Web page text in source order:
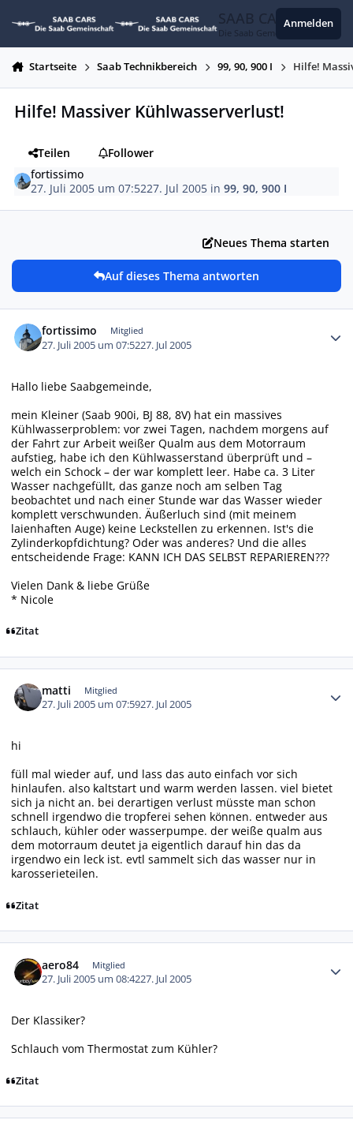
SAAB CARS
Die Saab Gemeinschaft
Anmelden
Startseite Saab Technikbereich 99, 90, 900 I Hilfe!
Hilfe! Massiver Kühlwasserverlust!
Teilen
Follower
fortissimo
27. Juli 2005 um 07:5227. Jul 2005 in99, 90, 900 I
Neues Thema starten
Auf dieses Thema antworten
fortissimo Mitglied
27. Juli 2005 um 07:5227. Jul 2005
Hallo liebe Saabgemeinde,
mein Kleiner (Saab 900i, BJ 88, 8V) hat ein massives
Kühlwasserproblem: vor zwei Tagen, nachdem morgens auf
der Fahrt zur Arbeit weißer Qualm aus dem Motorraum
aufstieg, habe ich den Kühlwasserstand überprüft und –
welch ein Schock – der war komplett leer. Habe ca. 3 Liter
Wasser nachgefüllt, das ganze noch am selben Tag
beobachtet und nach einer Stunde war das Wasser wieder
komplett verschwunden. Äußerluch sind (mit meinem
laienhaften Auge) keine Leckstellen zu erkennen. Ist's die
Zylinderkopfdichtung? Oder was anderes? Und die alles
entscheidende Frage: KANN ICH DAS SELBST REPARIEREN???
Vielen Dank & liebe Grüße
* Nicole
Zitat
matti Mitglied
27. Juli 2005 um 07:5927. Jul 2005
hi
füll mal wieder auf, und lass das auto einfach vor sich
hinlaufen. also kaltstart und warm werden lassen. viel bietet
sich ja nicht an. bei derartigen verlust müsste man schon
schnell irgendwo die tropferei sehen können. entweder aus
schlauch, kühler oder wasserpumpe. der weiße qualm aus
dem motorraum deutet ja eigentlich darauf hin das da
irgendwo ein leck ist. evtl sammelt sich das wasser nur in
karosserieteilen.
Zitat
aero84 Mitglied
27. Juli 2005 um 08:4227. Jul 2005
Der Klassiker?
Schlauch vom Thermostat zum Kühler?
Zitat